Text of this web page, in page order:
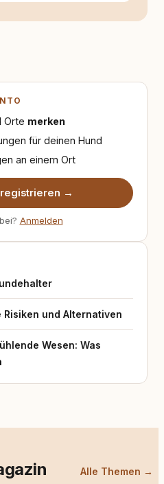
Alltag, Leistung und
Meinung und Interessen.
überprüfbare
und Argumente
Entscheidend ist
die erklärt,
offen bleibt für
Jahren für regionale
Medien. Unter anderem
geschrieben, zu der auch
gehört. 2023 habe
recherchiert und
zu den
Krieges auf den Alltag der
wir rundum.dog als
für
und Hundehalter aus
Lebensrealitäten und mit
Anforderungen. Tierschutz
Leitlinie der
verlässlich und nachhaltig
– im Alltag, im Training
Orte merken
für deinen Hund
an einem Ort
→
Anmelden
Risiken und Alternativen
Wesen: Was
Alle Themen →